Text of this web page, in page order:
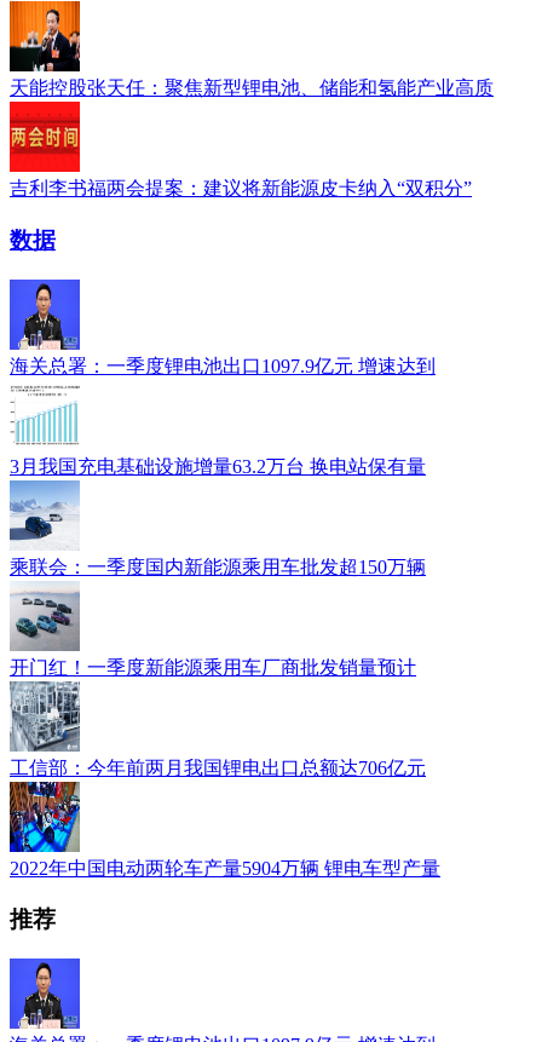
天能控股张天任：聚焦新型锂电池、储能和氢能产业高质
吉利李书福两会提案：建议将新能源皮卡纳入“双积分”
数据
海关总署：一季度锂电池出口1097.9亿元 增速达到
3月我国充电基础设施增量63.2万台 换电站保有量
乘联会：一季度国内新能源乘用车批发超150万辆
开门红！一季度新能源乘用车厂商批发销量预计
工信部：今年前两月我国锂电出口总额达706亿元
2022年中国电动两轮车产量5904万辆 锂电车型产量
推荐